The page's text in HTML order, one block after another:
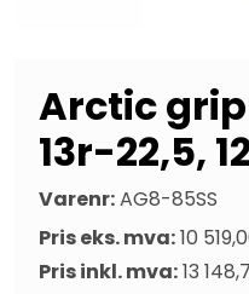
Arctic
13r-22,5,
Varenr:AG8-85SS
Pris eks. mva:10
Pris inkl. mva:13